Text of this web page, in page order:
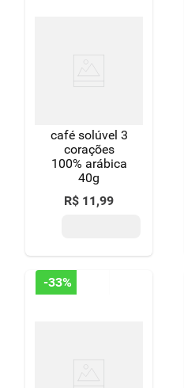
café solúvel 3
corações
100% arábica
40g
R$ 11,99
-33%